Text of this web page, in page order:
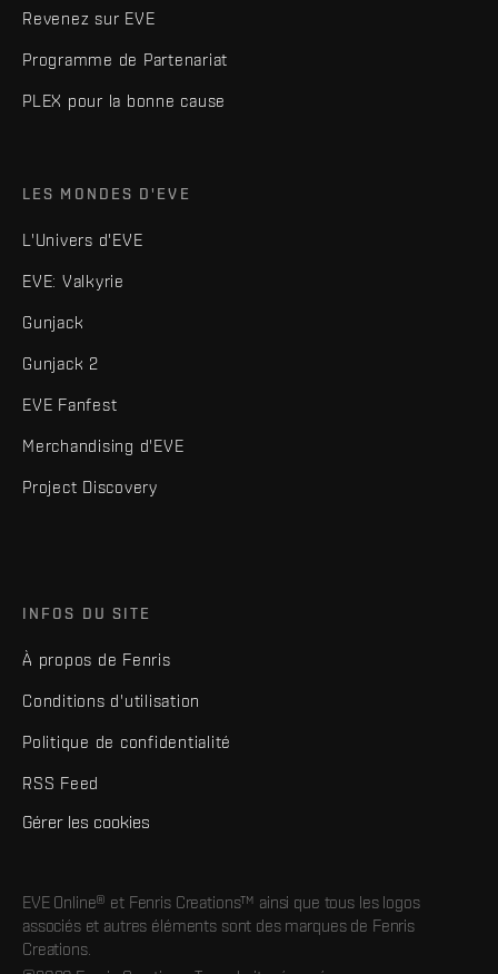
Revenez sur EVE
Programme de Partenariat
PLEX pour la bonne cause
LES MONDES D'EVE
L'Univers d'EVE
EVE: Valkyrie
Gunjack
Gunjack 2
EVE Fanfest
Merchandising d'EVE
Project Discovery
INFOS DU SITE
À propos de Fenris
Conditions d'utilisation
Politique de confidentialité
RSS Feed
Gérer les cookies
EVE Online® et Fenris Creations™ ainsi que tous les logos
associés et autres éléments sont des marques de Fenris
Creations.